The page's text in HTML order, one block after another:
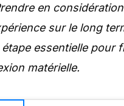
mesure,
inclinées à
de chaque
d'écoute
en
sur le long
étape essentielle pour
matérielle.